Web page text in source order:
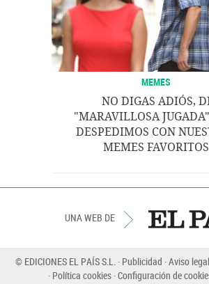
MEMES
NO DIGAS ADIÓS,
"MARAVILLOSA
DESPEDIMOS CON
MEMES FAVORITOS
UNA WEB DE
© EDICIONES EL PAÍS S.L. Publicidad Aviso legal
Política cookies Configuración de